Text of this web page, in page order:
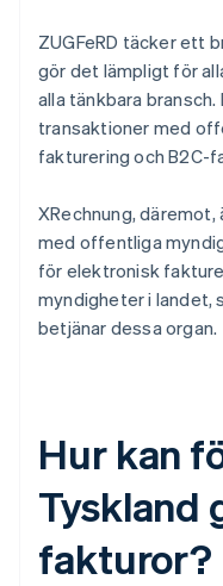
ZUGFeRD täcker ett
gör det lämpligt för
alla tänkbara
transaktioner med
fakturering och B2C-
XRechnung,
med offentliga
för elektronisk
myndigheter i landet,
betjänar dessa organ.
Hur kan
Tyskland
fakturor?